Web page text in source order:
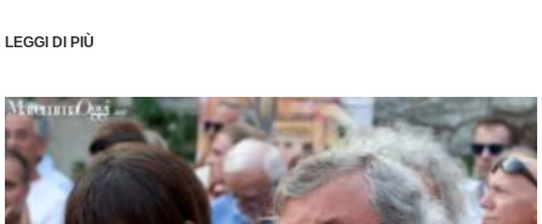
LEGGI DI PIÙ